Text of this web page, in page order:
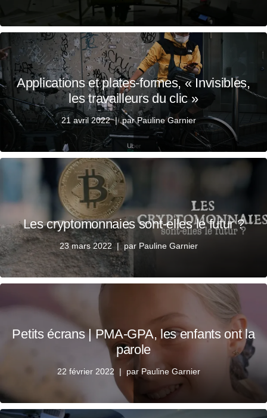
Applications et plates-formes, « Invisibles,
les travailleurs du clic »
21 avril 2022 parPauline Garnier
Les cryptomonnaies sont-elles le futur ?
23 mars 2022 par Pauline Garnier
Petits écrans | PMA-GPA, les enfants ont la
parole
22 février 2022 par Pauline Garnier